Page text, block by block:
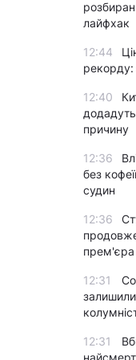
лайфхак
12:44
рекорду:
12:40
причину
12:36
без
судин
12:36
прем'єра
12:31
12:31